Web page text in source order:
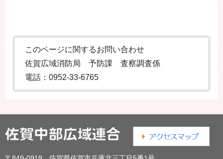
このページに関するお問い合わせ
佐賀広域消防局 予防課 査察調査係
電話：0952-33-6765